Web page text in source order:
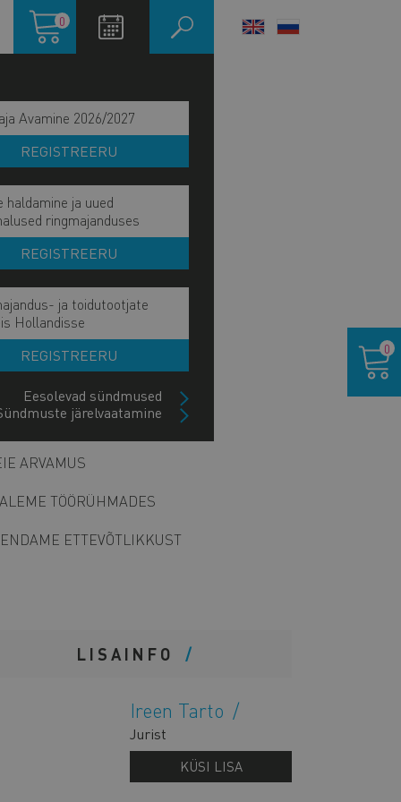
Ostukorv
0
Avamine 2026/2027
REGISTREERU
haldamine ja uued
ringmajanduses
REGISTREERU
ja toidutootjate
Hollandisse
REGISTREERU
Eesolevad sündmused
järelvaatamine
LANGUAGE
0
MÕJU JA EESMÄRK
TÖÖVÕIDUD
HETKEL KÄSIL
Arhiiv
ARVAMUS
TÖÖRÜHMADES
ETTEVÕTLIKKUST
LISAINFO
Ireen Tarto
Jurist
KÜSI LISA